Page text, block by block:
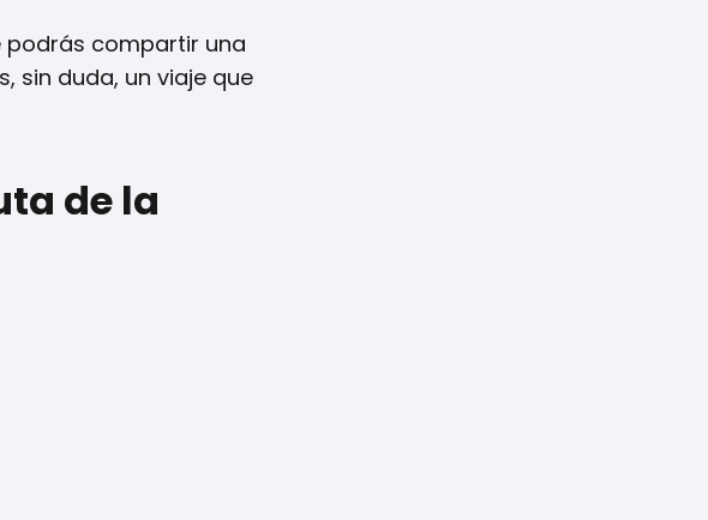
podrás compartir una
sin duda, un viaje que
de la